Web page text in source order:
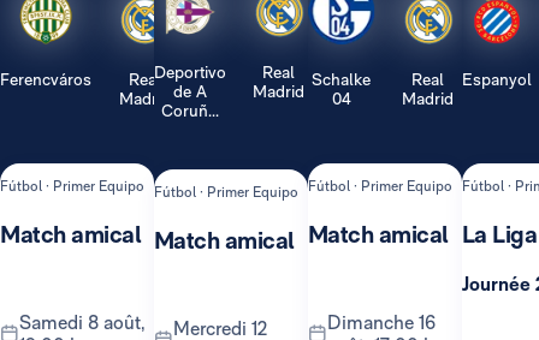
Ferencváros
Real
Madrid
Fútbol · Primer Equipo
Match amical
samedi 8 août,
Deportivo
de A
Coruñ...
Real
Madrid
Fútbol · Primer Equipo
Match amical
mercredi 12
Schalke
04
Real
Madrid
Fútbol · Primer Equipo
Match amical
dimanche 16
Espanyol
Fútbol ·
La Liga
Journée